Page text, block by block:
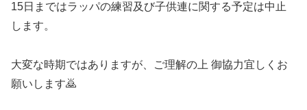
15日まではラッパの練習及び子供連に関する予定は中止
します。
大変な時期ではありますが、ご理解の上 御協力宜しくお
願いします🙇